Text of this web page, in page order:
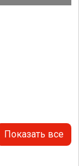
Показать все